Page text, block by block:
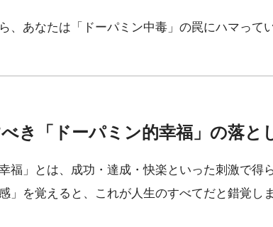
、あなたは「ドーパミン中毒」の罠にハマって
き「ドーパミン的幸福」の落と
福」とは、成功・達成・快楽といった刺激で得
」を覚えると、これが人生のすべてだと錯覚しま